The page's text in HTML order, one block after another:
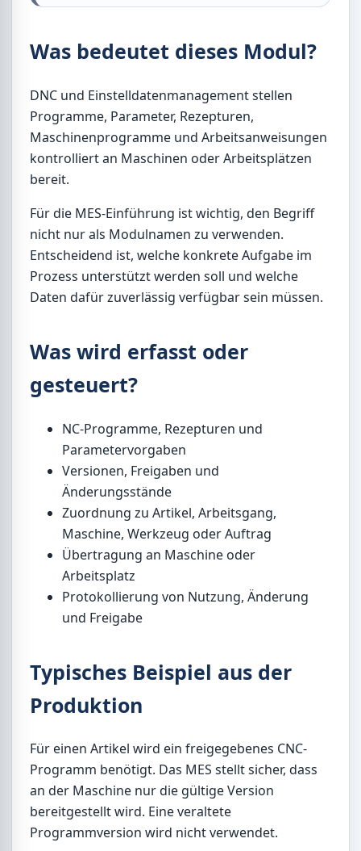
Was bedeutet dieses Modul?
DNC und Einstelldatenmanagement stellen
Programme, Parameter, Rezepturen,
Maschinenprogramme und Arbeitsanweisungen
kontrolliert an Maschinen oder Arbeitsplätzen
bereit.
Für die MES-Einführung ist wichtig, den Begriff
nicht nur als Modulnamen zu verwenden.
Entscheidend ist, welche konkrete Aufgabe im
Prozess unterstützt werden soll und welche
Daten dafür zuverlässig verfügbar sein müssen.
Was wird erfasst oder
gesteuert?
NC-Programme, Rezepturen und
Parametervorgaben
Versionen, Freigaben und
Änderungsstände
Zuordnung zu Artikel, Arbeitsgang,
Maschine, Werkzeug oder Auftrag
Übertragung an Maschine oder
Arbeitsplatz
Protokollierung von Nutzung, Änderung
und Freigabe
Typisches Beispiel aus der
Produktion
Für einen Artikel wird ein freigegebenes CNC-
Programm benötigt. Das MES stellt sicher, dass
an der Maschine nur die gültige Version
bereitgestellt wird. Eine veraltete
Programmversion wird nicht verwendet.